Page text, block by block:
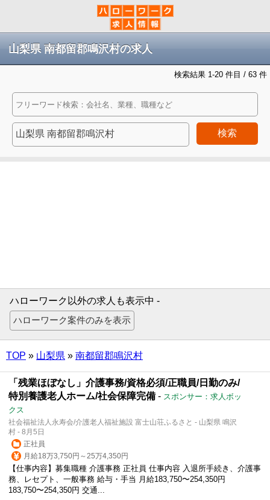
山梨県 南都留郡鳴沢村の求人
検索結果 1-20 件目 / 63 件
検索
ハローワーク以外の求人も表示中 -
TOP » 山梨県 » 南都留郡鳴沢村
「残業ほぼなし」介護事務/資格必須/正職員/日勤のみ/
特別養護老人ホーム/社会保障完備 - スポンサー：求人ボッ
クス
社会福祉法人永寿会/介護老人福祉施設 富士山荘ふるさと - 山梨県 鳴沢
村 - 8月5日
正社員
月給18万3,750円～25万4,350円
【仕事内容】募集職種 介護事務 正社員 仕事内容 入退所手続き、介護事
務、レセプト、一般事務 給与・手当 月給183,750〜254,350円
183,750〜254,350円 交通...